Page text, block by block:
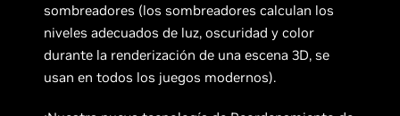
sombreadores (los sombreadores calculan los
niveles adecuados de luz, oscuridad y color
durante la renderización de una escena 3D, se
usan en todos los juegos modernos).